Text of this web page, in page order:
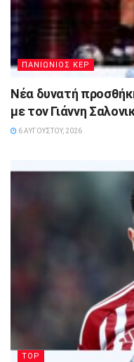
ΠΑΝΙΩΝΙΟΣ ΚΕΡ
Νέα δυνατή
με τον Γιάννη
6 ΑΥΓΟΎΣΤΟΥ, 2026
TOP